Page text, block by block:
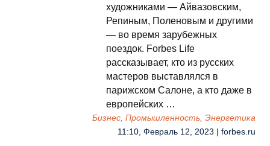
художниками — Айвазовским,
Репиным, Поленовым и другими
— во время зарубежных
поездок. Forbes Life
рассказывает, кто из русских
мастеров выставлялся в
парижском Салоне, а кто даже в
европейских …
Бизнес, Промышленность, Энергетика
11:10, Февраль 12, 2023 | forbes.ru